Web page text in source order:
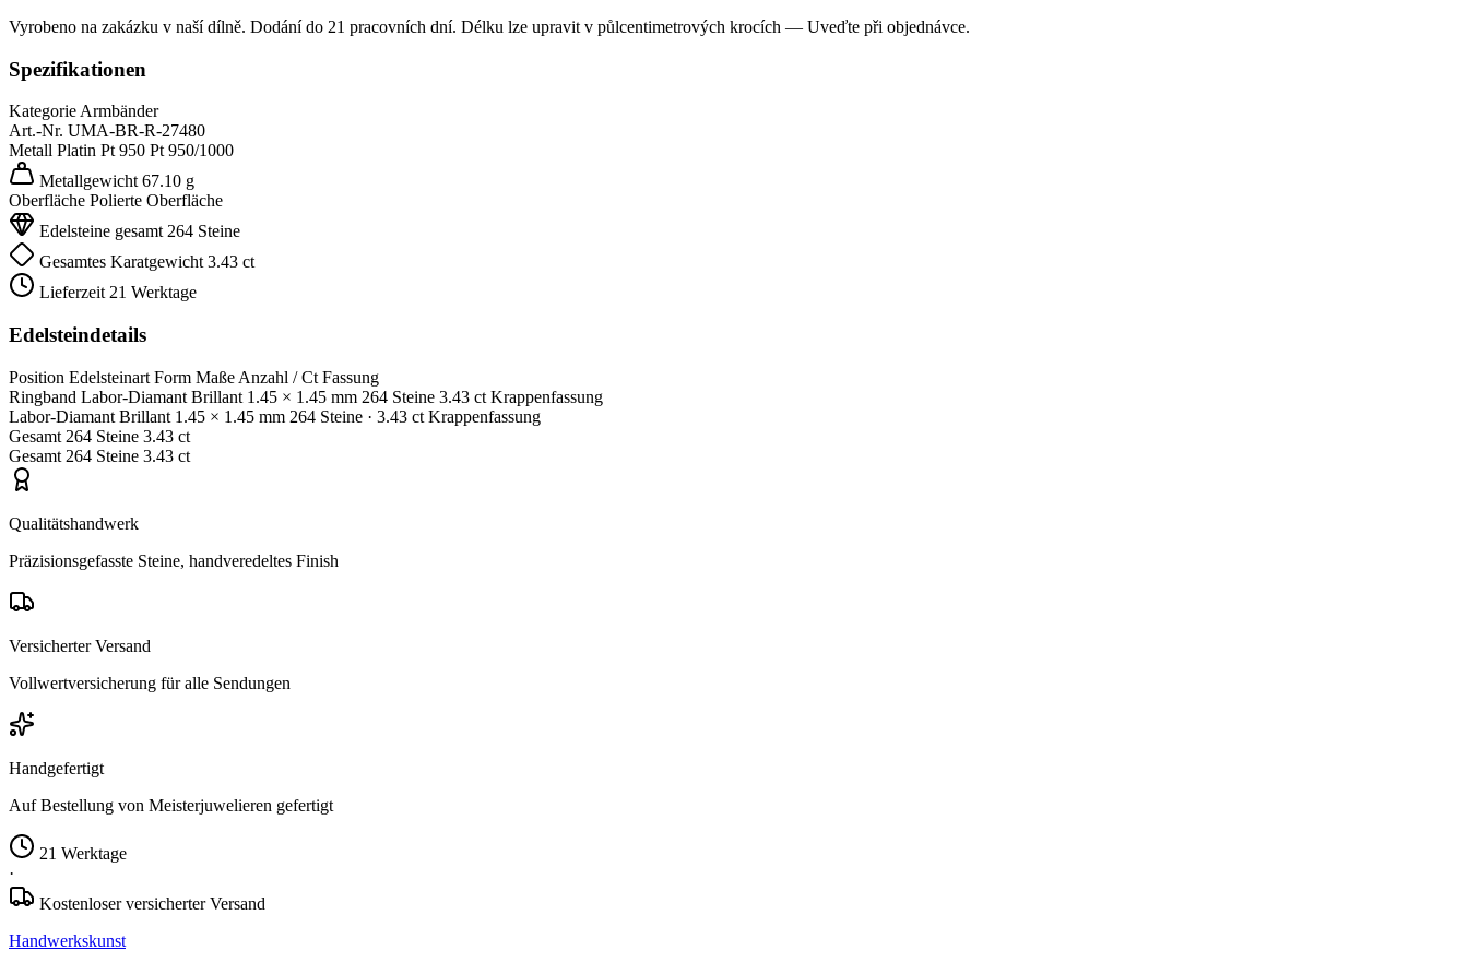
Vyrobeno na zakázku v naší dílně. Dodání do 21 pracovních dní. Délku lze upravit v půlcentimetrových krocích — Uveďte při objednávce.
Spezifikationen
KategorieArmbänder
Art.-Nr. UMA-BR-R-27480
Metall Platin Pt 950 Pt 950/1000
Metallgewicht 67.10 g
Oberfläche Polierte Oberfläche
Edelsteine gesamt 264 Steine
Gesamtes Karatgewicht 3.43 ct
Lieferzeit 21 Werktage
Edelsteindetails
Position Edelsteinart Form Maße Anzahl / Ct Fassung
Ringband Labor-Diamant Brillant 1.45 × 1.45 mm 264 Steine 3.43 ct Krappenfassung
Labor-Diamant Brillant 1.45 × 1.45 mm 264 Steine · 3.43 ct Krappenfassung
Gesamt 264 Steine 3.43 ct
Gesamt 264 Steine 3.43 ct
Qualitätshandwerk
Präzisionsgefasste Steine, handveredeltes Finish
Versicherter Versand
Vollwertversicherung für alle Sendungen
Handgefertigt
Auf Bestellung von Meisterjuwelieren gefertigt
21 Werktage
·
Kostenloser versicherter Versand
Handwerkskunst